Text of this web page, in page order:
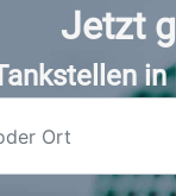
Jetzt
in